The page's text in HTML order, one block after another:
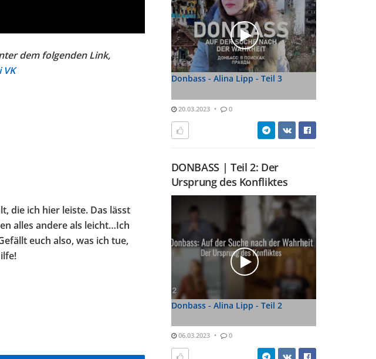
dem folgenden Link,
die ich hier leiste. Das lässt
alles andere als leicht…Ich
euch also, was ich tue,
Donbass - Alina Lipp - Teil 3
20.03.2023 0
DONBASS | Teil 2: Der
Ursprung des Konfliktes
Donbass - Alina Lipp - Teil 2
06.03.2023 0